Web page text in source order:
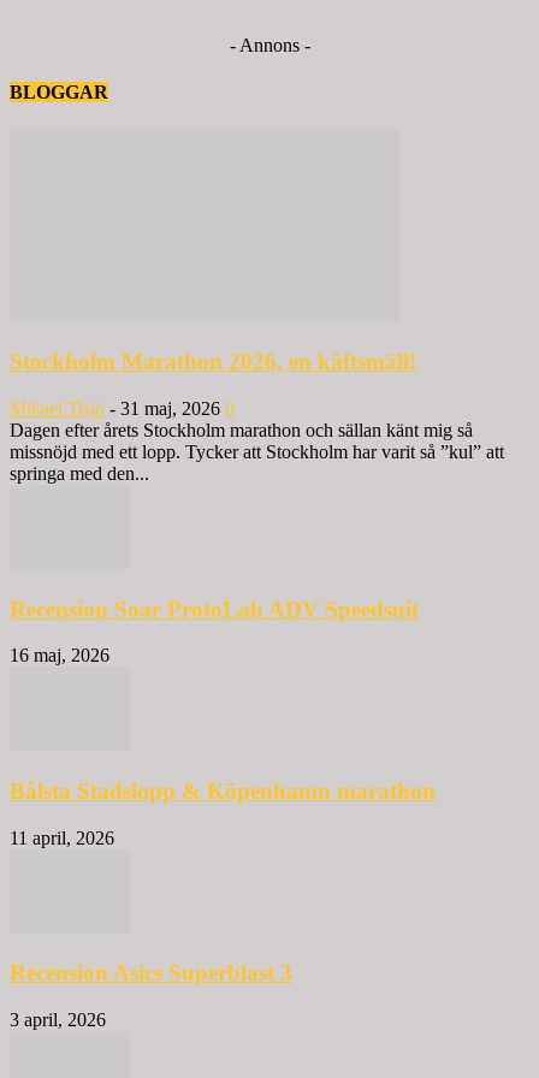
- Annons -
BLOGGAR
Stockholm Marathon 2026, en käftsmäll!
Mikael Tisjö - 31 maj, 2026 0
Dagen efter årets Stockholm marathon och sällan känt mig så
missnöjd med ett lopp. Tycker att Stockholm har varit så ”kul” att
springa med den...
Recension Soar ProtoLab ADV Speedsuit
16 maj, 2026
Bålsta Stadslopp & Köpenhamn marathon
11 april, 2026
Recension Asics Superblast 3
3 april, 2026